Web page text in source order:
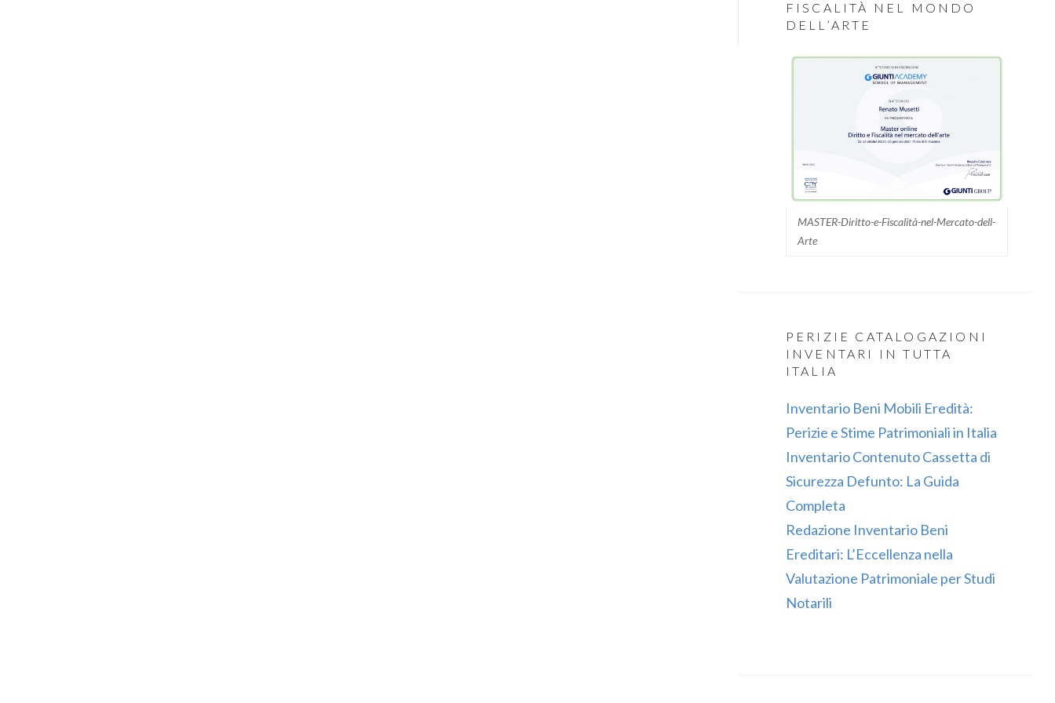
FISCALITÀ NEL MONDO
DELL’ARTE
MASTER-Diritto-e-Fiscalità-nel-Mercato-dell-
Arte
PERIZIE CATALOGAZIONI
INVENTARI IN TUTTA
ITALIA
Inventario Beni Mobili Eredità:
Perizie e Stime Patrimoniali in Italia
Inventario Contenuto Cassetta di
Sicurezza Defunto: La Guida
Completa
Redazione Inventario Beni
Ereditari: L’Eccellenza nella
Valutazione Patrimoniale per Studi
Notarili